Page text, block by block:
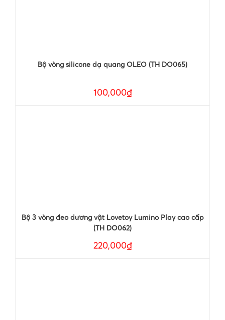
Bộ vòng silicone dạ quang OLEO (TH DO065)
100,000₫
Bộ 3 vòng đeo dương vật Lovetoy Lumino Play cao cấp
(TH DO062)
220,000₫